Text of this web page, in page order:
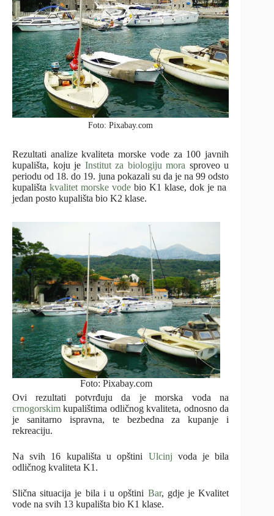
Foto: Pixabay.com
Rezultati analize kvaliteta morske vode za 100 javnih
kupališta, koju je Institut za biologiju mora sproveo u
periodu od 18. do 19. juna pokazali su da je na 99 odsto
kupalištakvalitet morske vode bio K1 klase, dok je na
jedan posto kupališta bio K2 klase.
Foto: Pixabay.com
Ovi rezultati potvrđuju da je morska voda na
crnogorskim kupalištima odličnog kvaliteta, odnosno da
je sanitarno ispravna, te bezbedna za kupanje i
rekreaciju.
Na svih 16 kupališta u opštini Ulcinj voda je bila
odličnog kvaliteta K1.
Slična situacija je bila i u opštini Bar, gdje je Kvalitet
vode na svih 13 kupališta bio K1 klase.